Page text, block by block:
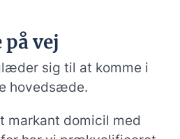
vej
sig til at komme i
hovedsæde.
markant domicil med